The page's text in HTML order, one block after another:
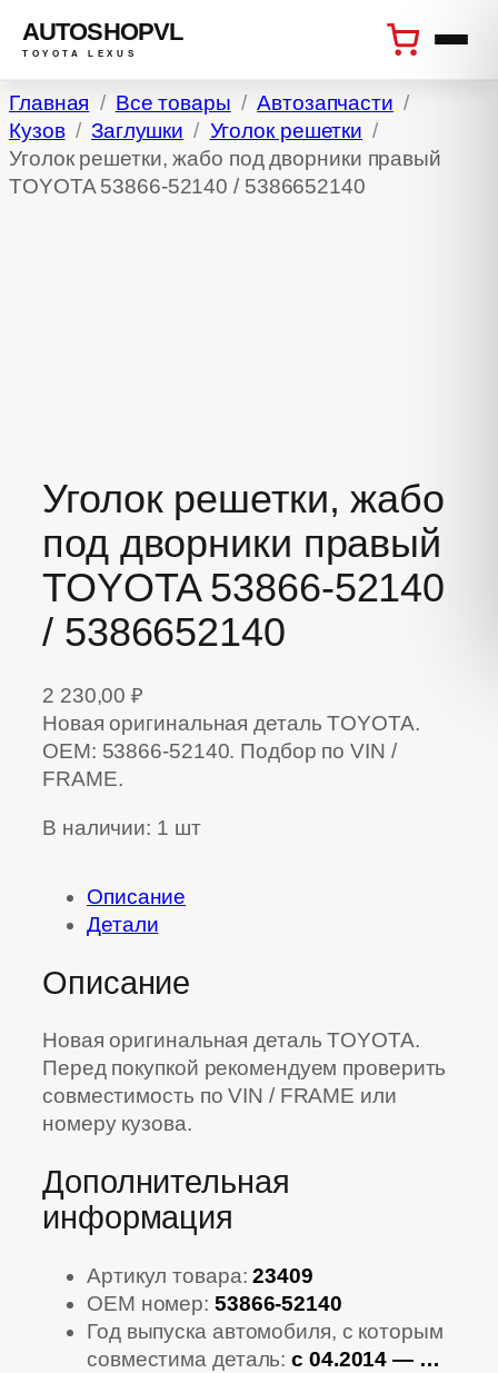
Перейти
к
содержимому
AUTOSHOPVL
TOYOTA LEXUS
Главная Все товары
Автозапчасти
Кузов
Заглушки
Уголок решетки
Уголок решетки, жабо под дворники правый
TOYOTA 53866-52140 / 5386652140
Уголок решетки, жабо
под дворники правый
TOYOTA 53866-52140
/ 5386652140
2 230,00₽
Новая оригинальная деталь TOYOTA.
OEM: 53866-52140. Подбор по VIN /
FRAME.
В наличии: 1 шт
Описание
Детали
Описание
Новая оригинальная деталь TOYOTA.
Перед покупкой рекомендуем проверить
совместимость по VIN / FRAME или
номеру кузова.
Дополнительная
информация
Артикул товара:23409
OEM номер: 53866-52140
Год выпуска автомобиля, с которым
совместима деталь:с 04.2014 — …